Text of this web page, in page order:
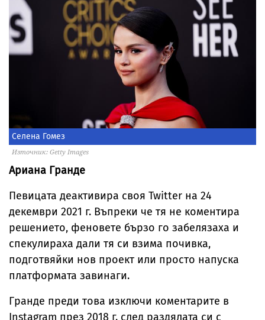
Селена Гомез
Източник: Getty Images
Ариана Гранде
Певицата деактивира своя Twitter на 24
декември 2021 г. Въпреки че тя не коментира
решението, феновете бързо го забелязаха и
спекулираха дали тя си взима почивка,
подготвяйки нов проект или просто напуска
платформата завинаги.
Гранде преди това изключи коментарите в
Instagram през 2018 г. след раздялата си с